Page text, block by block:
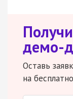
демо-
Оставь
на